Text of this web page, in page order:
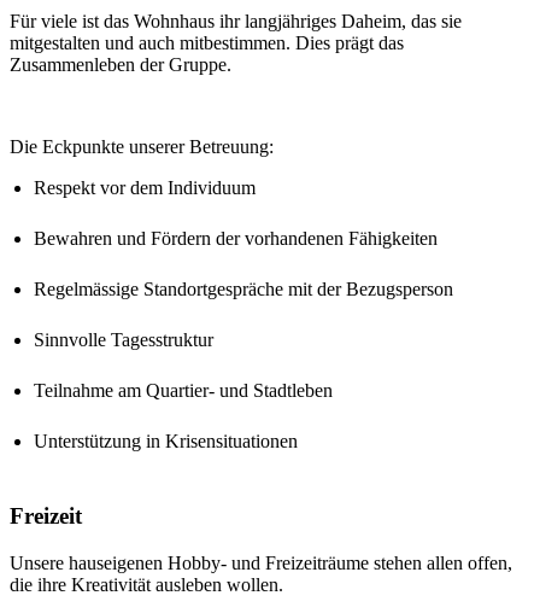
Für viele ist das Wohnhaus ihr langjähriges Daheim, das sie
mitgestalten und auch mitbestimmen. Dies prägt das
Zusammenleben der Gruppe.
Die Eckpunkte unserer Betreuung:
Respekt vor dem Individuum
Bewahren und Fördern der vorhandenen Fähigkeiten
Regelmässige Standortgespräche mit der Bezugsperson
Sinnvolle Tagesstruktur
Teilnahme am Quartier- und Stadtleben
Unterstützung in Krisensituationen
Freizeit
Unsere hauseigenen Hobby- und Freizeiträume stehen allen offen,
die ihre Kreativität ausleben wollen.